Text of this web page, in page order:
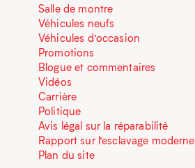
Salle de montre
Véhicules neufs
Véhicules d’occasion
Promotions
Blogue et commentaires
Vidéos
Carrière
Politique
Avis légal sur la réparabilité
Rapport sur l’esclavage moderne
Plan du site